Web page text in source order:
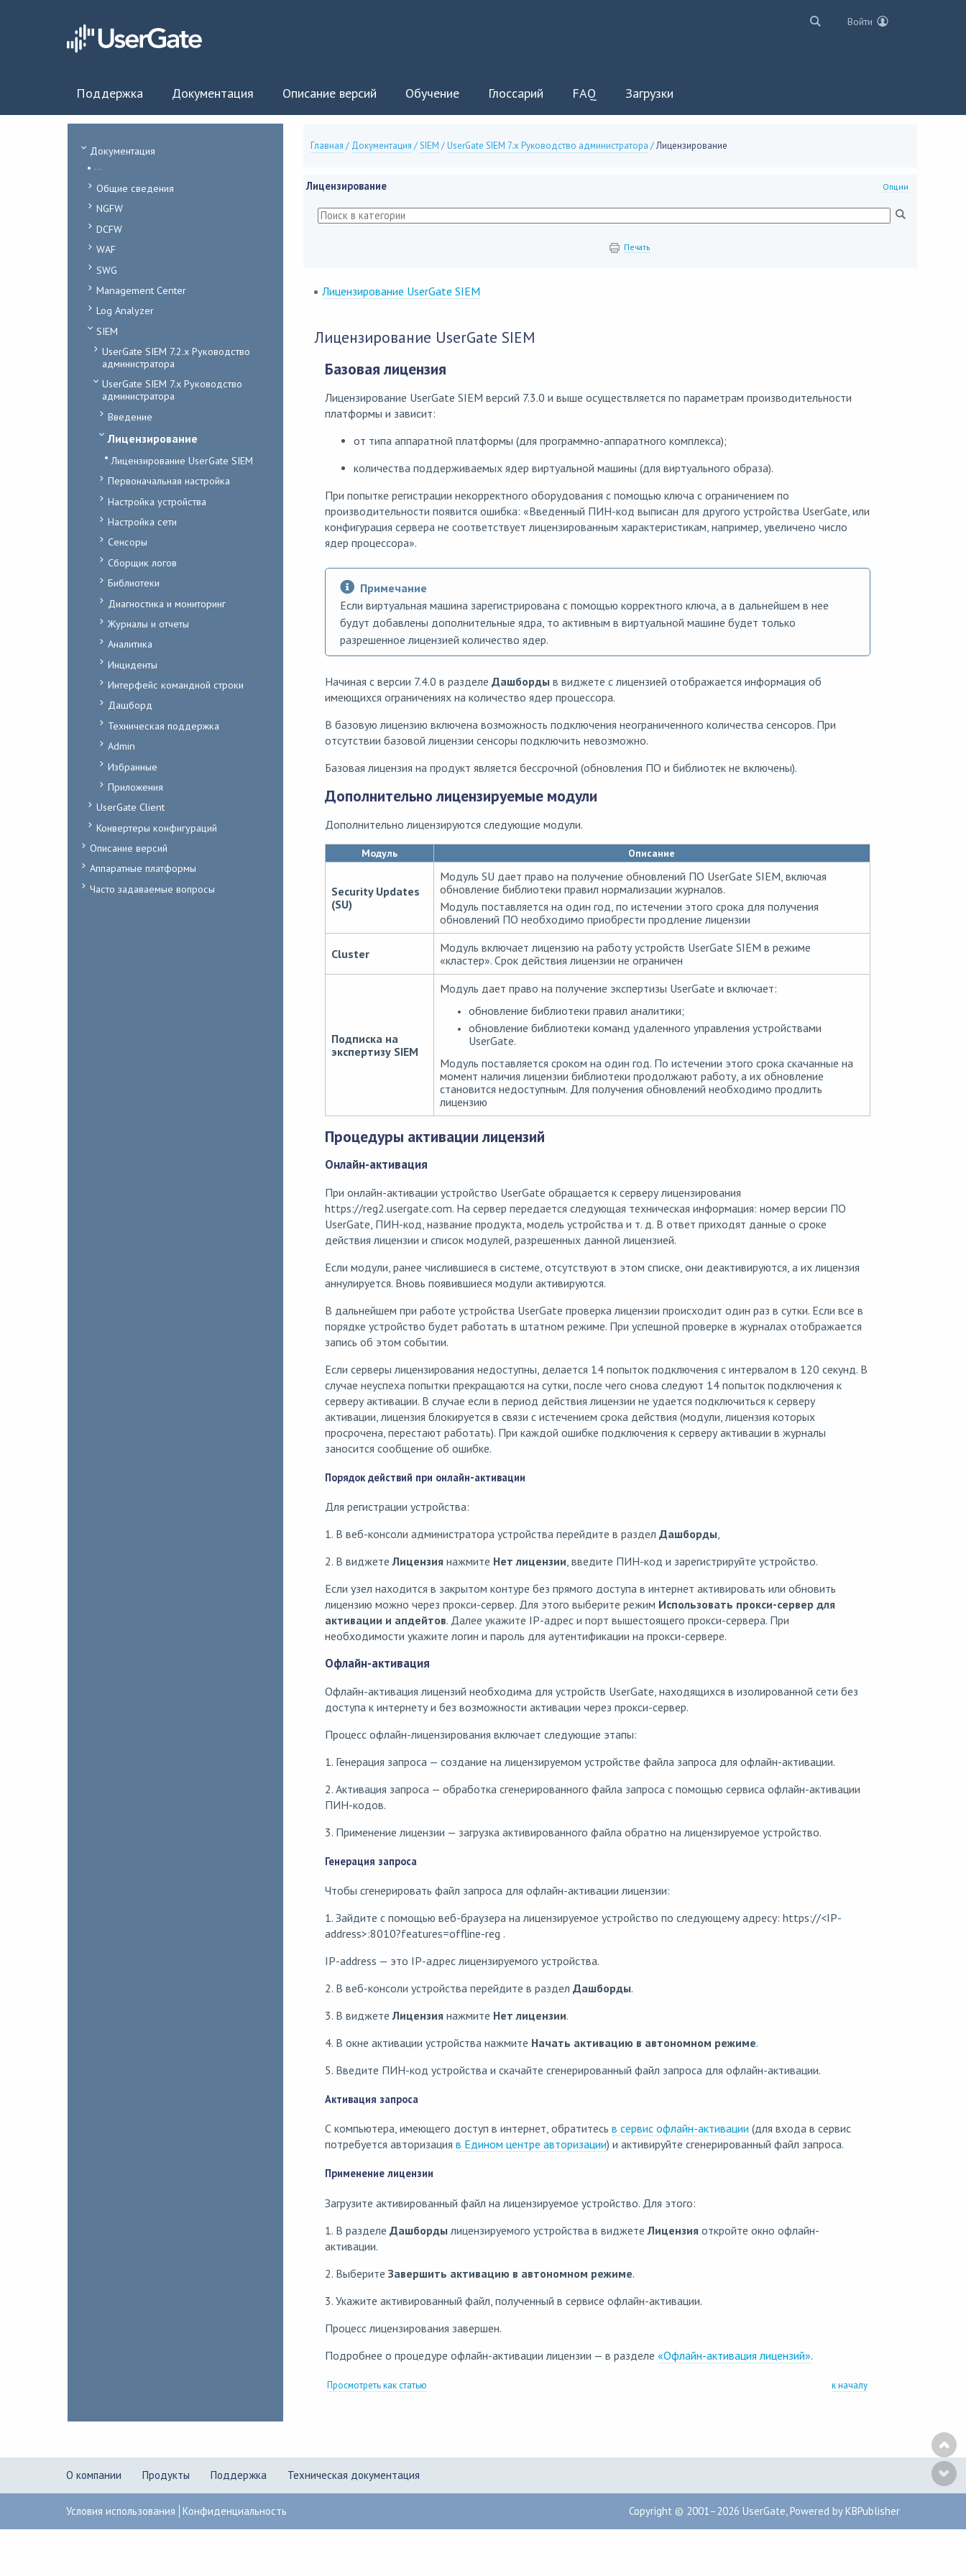
Войти
Поддержка Документация Описание версий Обучение Глоссарий FAQ Загрузки
Документация
...
Общие сведения
NGFW
DCFW
WAF
SWG
Management Center
Log Analyzer
SIEM
UserGate SIEM 7.2.x Руководство
администратора
UserGate SIEM 7.x Руководство
администратора
Введение
Лицензирование
Лицензирование UserGate SIEM
Первоначальная настройка
Настройка устройства
Настройка сети
Сенсоры
Сборщик логов
Библиотеки
Диагностика и мониторинг
Журналы и отчеты
Аналитика
Инциденты
Интерфейс командной строки
Дашборд
Техническая поддержка
Admin
Избранные
Приложения
UserGate Client
Конвертеры конфигураций
Описание версий
Аппаратные платформы
Часто задаваемые вопросы
Главная / Документация /SIEM /UserGate SIEM 7.x Руководство администратора /Лицензирование
Опции
Лицензирование
Печать
Лицензирование UserGate SIEM
Лицензирование UserGate SIEM
Базовая лицензия
Лицензирование UserGate SIEM версий 7.3.0 и выше осуществляется по параметрам производительности
платформы и зависит:
от типа аппаратной платформы (для программно-аппаратного комплекса);
количества поддерживаемых ядер виртуальной машины (для виртуального образа).
При попытке регистрации некорректного оборудования с помощью ключа с ограничением по
производительности появится ошибка: «Введенный ПИН-код выписан для другого устройства UserGate, или
конфигурация сервера не соответствует лицензированным характеристикам, например, увеличено число
ядер процессора».
Примечание
Если виртуальная машина зарегистрирована с помощью корректного ключа, а в дальнейшем в нее
будут добавлены дополнительные ядра, то активным в виртуальной машине будет только
разрешенное лицензией количество ядер.
Начиная с версии 7.4.0 в разделе Дашборды в виджете с лицензией отображается информация об
имеющихся ограничениях на количество ядер процессора.
В базовую лицензию включена возможность подключения неограниченного количества сенсоров. При
отсутствии базовой лицензии сенсоры подключить невозможно.
Базовая лицензия на продукт является бессрочной (обновления ПО и библиотек не включены).
Дополнительно лицензируемые модули
Дополнительно лицензируются следующие модули.
Модуль Описание
Security Updates
(SU)
Модуль SU дает право на получение обновлений ПО UserGate SIEM, включая
обновление библиотеки правил нормализации журналов.
Модуль поставляется на один год, по истечении этого срока для получения
обновлений ПО необходимо приобрести продление лицензии
Cluster
Модуль включает лицензию на работу устройств UserGate SIEM в режиме
«кластер». Срок действия лицензии не ограничен
Подписка на
экспертизу SIEM
Модуль дает право на получение экспертизы UserGate и включает:
обновление библиотеки правил аналитики;
обновление библиотеки команд удаленного управления устройствами
UserGate.
Модуль поставляется сроком на один год. По истечении этого срока скачанные на
момент наличия лицензии библиотеки продолжают работу, а их обновление
становится недоступным. Для получения обновлений необходимо продлить
лицензию
Процедуры активации лицензий
Онлайн-активация
При онлайн-активации устройство UserGate обращается к серверу лицензирования
https://reg2.usergate.com. На сервер передается следующая техническая информация: номер версии ПО
UserGate, ПИН-код, название продукта, модель устройства и т. д. В ответ приходят данные о сроке
действия лицензии и список модулей, разрешенных данной лицензией.
Если модули, ранее числившиеся в системе, отсутствуют в этом списке, они деактивируются, а их лицензия
аннулируется. Вновь появившиеся модули активируются.
В дальнейшем при работе устройства UserGate проверка лицензии происходит один раз в сутки. Если все в
порядке устройство будет работать в штатном режиме. При успешной проверке в журналах отображается
запись об этом событии.
Если серверы лицензирования недоступны, делается 14 попыток подключения с интервалом в 120 секунд. В
случае неуспеха попытки прекращаются на сутки, после чего снова следуют 14 попыток подключения к
серверу активации. В случае если в период действия лицензии не удается подключиться к серверу
активации, лицензия блокируется в связи с истечением срока действия (модули, лицензия которых
просрочена, перестают работать). При каждой ошибке подключения к серверу активации в журналы
заносится сообщение об ошибке.
Порядок действий при онлайн-активации
Для регистрации устройства:
1. В веб-консоли администратора устройства перейдите в раздел Дашборды,
2. В виджетеЛицензиянажмите Нет лицензии, введите ПИН-код и зарегистрируйте устройство.
Если узел находится в закрытом контуре без прямого доступа в интернет активировать или обновить
лицензию можно через прокси-сервер. Для этого выберите режим Использовать прокси-сервер для
активации и апдейтов. Далее укажите IP-адрес и порт вышестоящего прокси-сервера. При
необходимости укажите логин и пароль для аутентификации на прокси-сервере.
Офлайн-активация
Офлайн-активация лицензий необходима для устройств UserGate, находящихся в изолированной сети без
доступа к интернету и без возможности активации через прокси-сервер.
Процесс офлайн-лицензирования включает следующие этапы:
1. Генерация запроса — создание на лицензируемом устройстве файла запроса для офлайн-активации.
2. Активация запроса — обработка сгенерированного файла запроса с помощью сервиса офлайн-активации
ПИН-кодов.
3. Применение лицензии — загрузка активированного файла обратно на лицензируемое устройство.
Генерация запроса
Чтобы сгенерировать файл запроса для офлайн-активации лицензии:
1. Зайдите с помощью веб-браузера на лицензируемое устройство по следующему адресу: https://<IP-
address>:8010?features=offline-reg .
IP-address — это IP-адрес лицензируемого устройства.
2. В веб-консоли устройства перейдите в раздел Дашборды.
3. В виджетеЛицензиянажмите Нет лицензии.
4. В окне активации устройства нажмите Начать активацию в автономном режиме.
5. Введите ПИН-код устройства и скачайте сгенерированный файл запроса для офлайн-активации.
Активация запроса
С компьютера, имеющего доступ в интернет, обратитесь в сервис офлайн-активации (для входа в сервис
потребуется авторизация в Едином центре авторизации) и активируйте сгенерированный файл запроса.
Применение лицензии
Загрузите активированный файл на лицензируемое устройство. Для этого:
1. В разделе Дашбордылицензируемого устройства в виджетеЛицензияоткройте окно офлайн-
активации.
2. Выберите Завершить активацию в автономном режиме.
3. Укажите активированный файл, полученный в сервисе офлайн-активации.
Процесс лицензирования завершен.
Подробнее о процедуре офлайн-активации лицензии — в разделе «Офлайн-активация лицензий».
Просмотреть как статью к началу
О компании Продукты Поддержка Техническая документация
Условия использования Конфиденциальность Copyright © 2001–2026 UserGate,Powered by KBPublisher